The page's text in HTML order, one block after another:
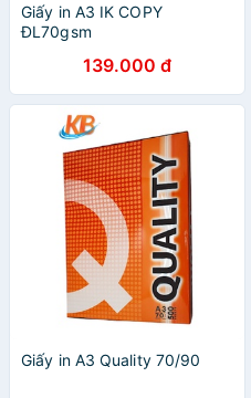
Giấy in A3 IK COPY
ĐL70gsm
139.000 đ
Giấy in A3 Quality 70/90